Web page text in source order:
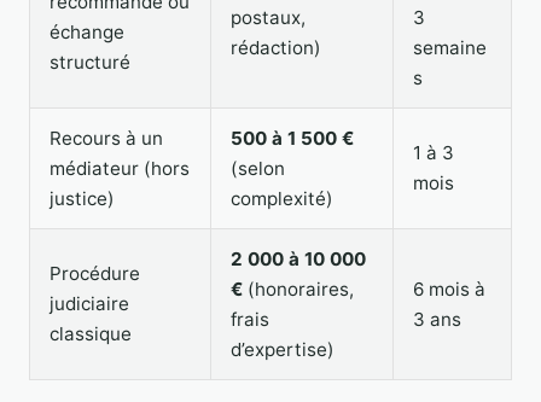
échange
structuré
postaux,
rédaction)
3
semaine
s
Recours à un
médiateur (hors
justice)
500 à 1 500 €
(selon
complexité)
1 à 3
mois
Procédure
judiciaire
classique
2 000 à 10 000
€ (honoraires,
frais
d’expertise)
6 mois à
3 ans